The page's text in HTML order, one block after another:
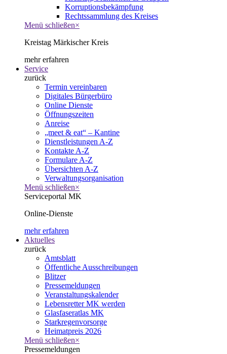
Korruptionsbekämpfung
Rechtssammlung des Kreises
Menü schließen×
Kreistag Märkischer Kreis
mehr erfahren
Service
zurück
Termin vereinbaren
Digitales Bürgerbüro
Online Dienste
Öffnungszeiten
Anreise
„meet & eat“ – Kantine
Dienstleistungen A-Z
Kontakte A-Z
Formulare A-Z
Übersichten A-Z
Verwaltungsorganisation
Menü schließen×
Serviceportal MK
Online-Dienste
mehr erfahren
Aktuelles
zurück
Amtsblatt
Öffentliche Ausschreibungen
Blitzer
Pressemeldungen
Veranstaltungskalender
Lebensretter MK werden
Glasfaseratlas MK
Starkregenvorsorge
Heimatpreis 2026
Menü schließen×
Pressemeldungen